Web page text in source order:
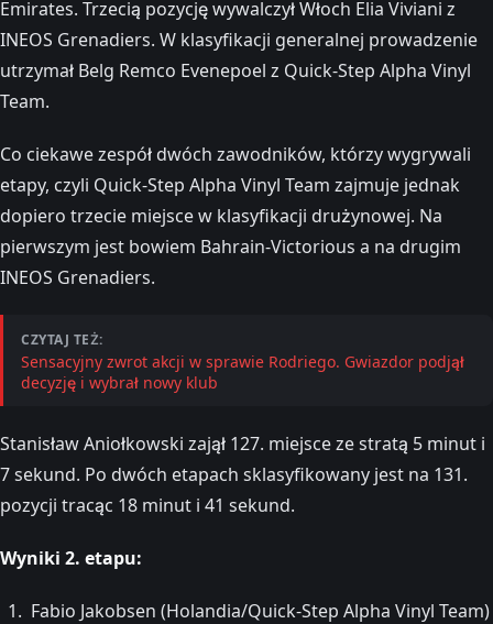
Emirates. Trzecią pozycję wywalczył Włoch Elia Viviani z
INEOS Grenadiers. W klasyfikacji generalnej prowadzenie
utrzymał Belg Remco Evenepoel z Quick-Step Alpha Vinyl
Team.
Co ciekawe zespół dwóch zawodników, którzy wygrywali
etapy, czyli Quick-Step Alpha Vinyl Team zajmuje jednak
dopiero trzecie miejsce w klasyfikacji drużynowej. Na
pierwszym jest bowiem Bahrain-Victorious a na drugim
INEOS Grenadiers.
CZYTAJ TEŻ:
Sensacyjny zwrot akcji w sprawie Rodriego. Gwiazdor podjął
decyzję i wybrał nowy klub
Stanisław Aniołkowski zajął 127. miejsce ze stratą 5 minut i
7 sekund. Po dwóch etapach sklasyfikowany jest na 131.
pozycji tracąc 18 minut i 41 sekund.
Wyniki 2. etapu:
Fabio Jakobsen (Holandia/Quick-Step Alpha Vinyl Team)